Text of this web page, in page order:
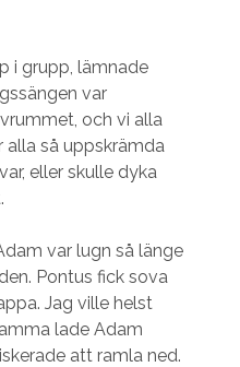
i grupp, lämnade
var
och vi alla
alla så uppskrämda
eller skulle dyka
var lugn så länge
Pontus fick sova
Jag ville helst
lade Adam
att ramla ned.